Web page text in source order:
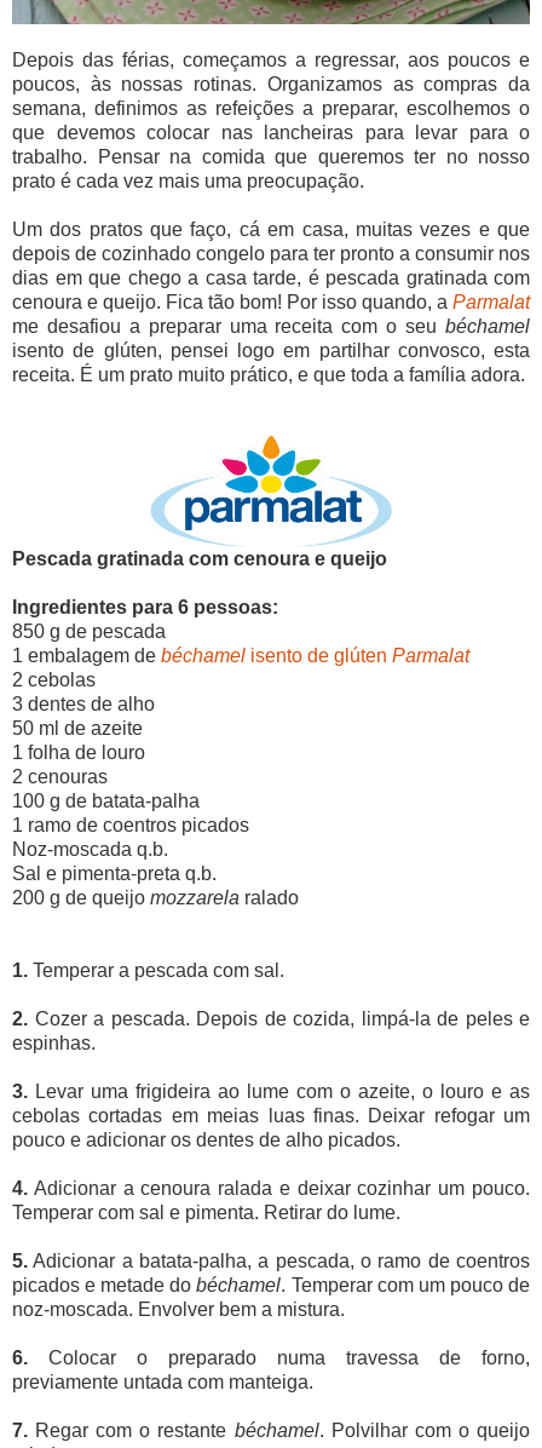
Depois das férias, começamos a regressar, aos poucos e
poucos, às nossas rotinas. Organizamos as compras da
semana, definimos as refeições a preparar, escolhemos o
que devemos colocar nas lancheiras para levar para o
trabalho. Pensar na comida que queremos ter no nosso
prato é cada vez mais uma preocupação.
Um dos pratos que faço, cá em casa, muitas vezes e que
depois de cozinhado congelo para ter pronto a consumir nos
dias em que chego a casa tarde, é pescada gratinada com
cenoura e queijo. Fica tão bom! Por isso quando, a Parmalat
me desafiou a preparar uma receita com o seu béchamel
isento de glúten, pensei logo em partilhar convosco, esta
receita. É um prato muito prático, e que toda a família adora.
Pescada gratinada com cenoura e queijo
Ingredientes para 6 pessoas:
850 g de pescada
1 embalagem de béchamel isento de glúten Parmalat
2 cebolas
3 dentes de alho
50 ml de azeite
1 folha de louro
2 cenouras
100 g de batata-palha
1 ramo de coentros picados
Noz-moscada q.b.
Sal e pimenta-preta q.b.
200 g de queijo mozzarela ralado
1. Temperar a pescada com sal.
2. Cozer a pescada. Depois de cozida, limpá-la de peles e
espinhas.
3. Levar uma frigideira ao lume com o azeite, o louro e as
cebolas cortadas em meias luas finas. Deixar refogar um
pouco e adicionar os dentes de alho picados.
4. Adicionar a cenoura ralada e deixar cozinhar um pouco.
Temperar com sal e pimenta. Retirar do lume.
5. Adicionar a batata-palha, a pescada, o ramo de coentros
picados e metade dobéchamel. Temperar com um pouco de
noz-moscada. Envolver bem a mistura.
6. Colocar o preparado numa travessa de forno,
previamente untada com manteiga.
7. Regar com o restante béchamel. Polvilhar com o queijo